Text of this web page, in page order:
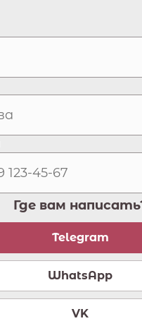
Где вам
Telegram
WhatsApp
VK